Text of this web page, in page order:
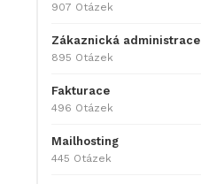
907 Otázek
Zákaznická administrace
895 Otázek
Fakturace
496 Otázek
Mailhosting
445 Otázek